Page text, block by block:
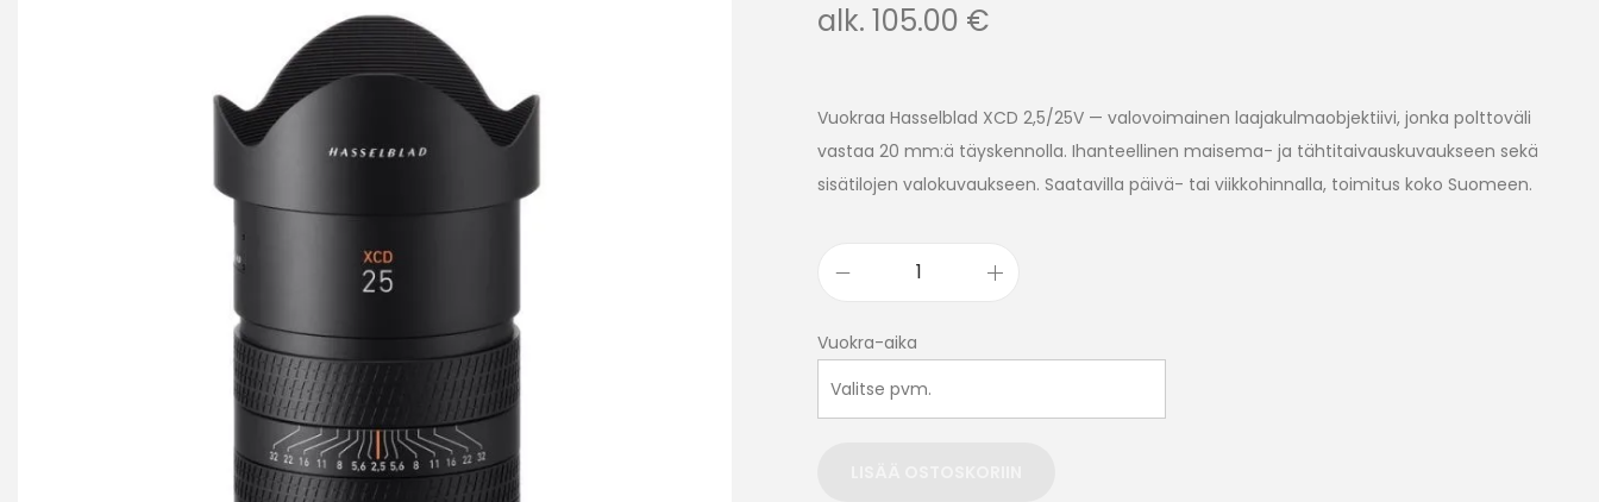
alk. 105.00 €
Vuokraa Hasselblad XCD 2,5/25V — valovoimainen laajakulmaobjektiivi, jonka polttoväli
vastaa 20 mm:ä täyskennolla. Ihanteellinen maisema- ja tähtitaivauskuvaukseen sekä
sisätilojen valokuvaukseen. Saatavilla päivä- tai viikkohinnalla, toimitus koko Suomeen.
Vuokra-aika